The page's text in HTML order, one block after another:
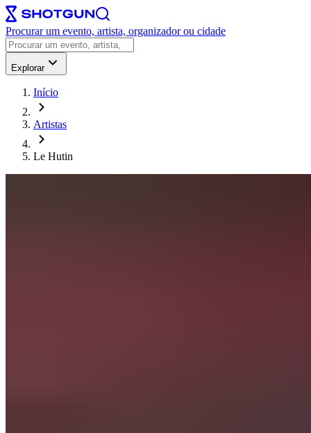
Procurar um evento, artista, organizador ou cidade
Explorar
Início
Artistas
Le Hutin